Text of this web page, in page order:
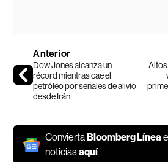
Anterior
Dow Jones alcanza un
récord mientras cae el
petróleo por señales de alivio
desde Irán
ConviertaBloomberg Línea
noticiasaquí